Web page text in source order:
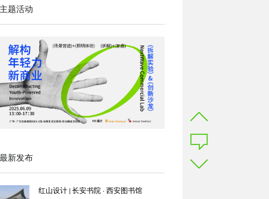
题活动
新发布
红山设计 | 长安书院 · 西安图书馆